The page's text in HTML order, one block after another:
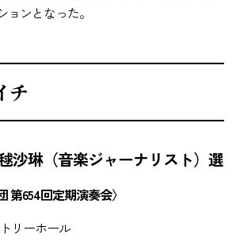
ンとなった。
チ
（音楽ジャーナリスト）選
第654回定期演奏会〉
リーホール